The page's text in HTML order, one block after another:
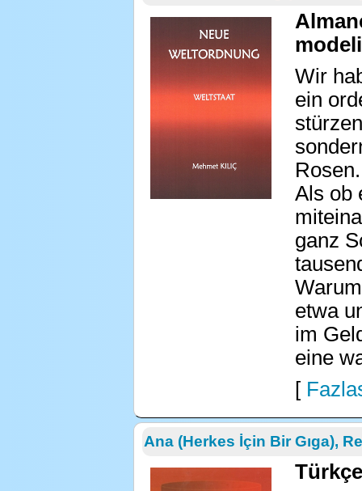
modeli
Wir
ein
Als ob
ganz
etwa
im
eine
[
Ana (Herkes İçin Bir Gıga),